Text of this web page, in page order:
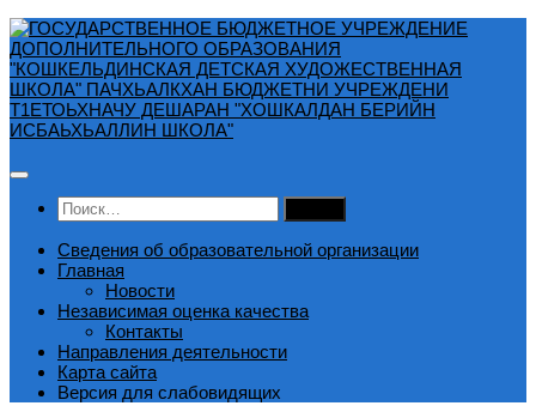
Перейти
к
содержимому
Найти:
Сведения об образовательной организации
Главная
Новости
Независимая оценка качества
Контакты
Направления деятельности
Карта сайта
Версия для слабовидящих